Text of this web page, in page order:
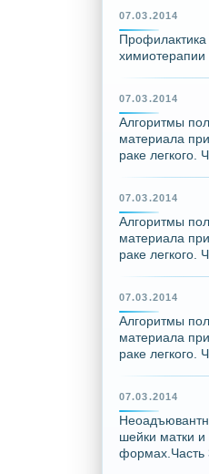
07.03.2014
Профилактика
химиотерапии
07.03.2014
Алгоритмы
материала
раке легкого.
07.03.2014
Алгоритмы
материала
раке легкого.
07.03.2014
Алгоритмы
материала
раке легкого.
07.03.2014
шейки матки
формах.Часть